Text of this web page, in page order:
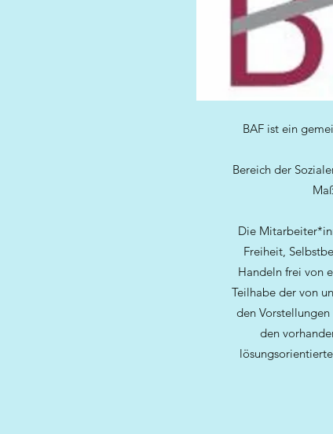
BAF ist ein
Bereich der
Die
Freiheit,
Handeln frei von
Teilhabe der von
den
den